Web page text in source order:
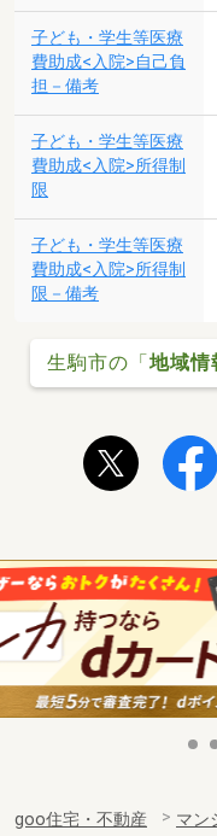
子ども・学生等医療
費助成<入院>自己負
担－備考
子ども・学生等医療
費助成<入院>所得制
限
子ども・学生等医療
費助成<入院>所得制
限－備考
生駒市の「地域情
goo住宅・不動産 マン